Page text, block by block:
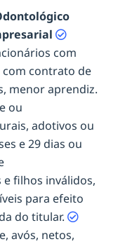
com
contrato de
menor aprendiz.
ou
adotivos ou
e 29 dias ou
filhos inválidos,
para efeito
do titular.
avós, netos,